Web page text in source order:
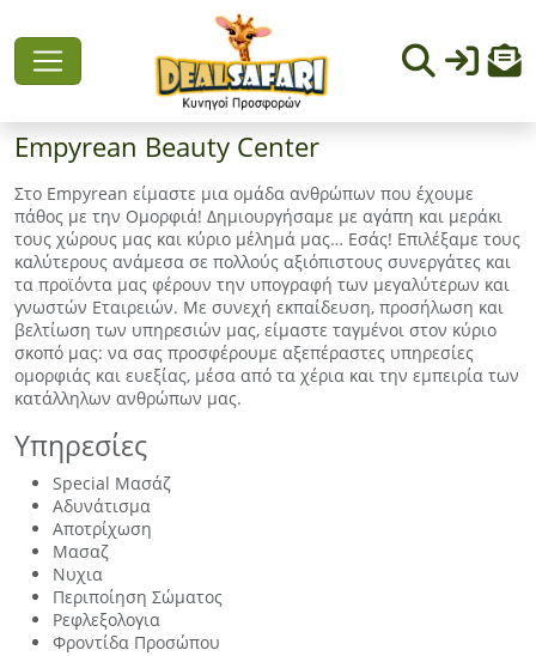
Empyrean Beauty Center
Στο Empyrean είμαστε μια ομάδα ανθρώπων που έχουμε
πάθος με την Ομορφιά! Δημιουργήσαμε με αγάπη και μεράκι
τους χώρους μας και κύριο μέλημά μας… Εσάς! Επιλέξαμε τους
καλύτερους ανάμεσα σε πολλούς αξιόπιστους συνεργάτες και
τα προϊόντα μας φέρουν την υπογραφή των μεγαλύτερων και
γνωστών Εταιρειών. Με συνεχή εκπαίδευση, προσήλωση και
βελτίωση των υπηρεσιών μας, είμαστε ταγμένοι στον κύριο
σκοπό μας: να σας προσφέρουμε αξεπέραστες υπηρεσίες
ομορφιάς και ευεξίας, μέσα από τα χέρια και την εμπειρία των
κατάλληλων ανθρώπων μας.
Υπηρεσίες
Special Μασάζ
Αδυνάτισμα
Αποτρίχωση
Μασαζ
Νυχια
Περιποίηση Σώματος
Ρεφλεξολογια
Φροντίδα Προσώπου